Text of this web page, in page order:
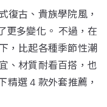
復古、貴族學院風，
更多變化。 不過，在
，比起各種季節性潮
、材質耐看百搭，也
精選 4 款外套推薦，